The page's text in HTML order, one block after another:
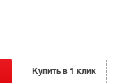
Купить в 1 клик